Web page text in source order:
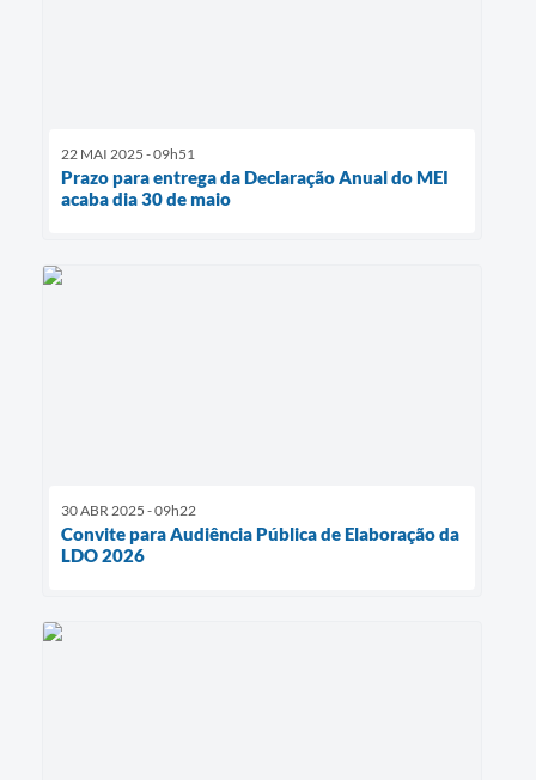
22 MAI 2025 - 09h51
Prazo para entrega da Declaração Anual do MEI
acaba dia 30 de maio
30 ABR 2025 - 09h22
Convite para Audiência Pública de Elaboração da
LDO 2026